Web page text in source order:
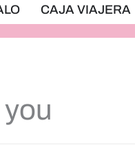
CAJA VIAJERA